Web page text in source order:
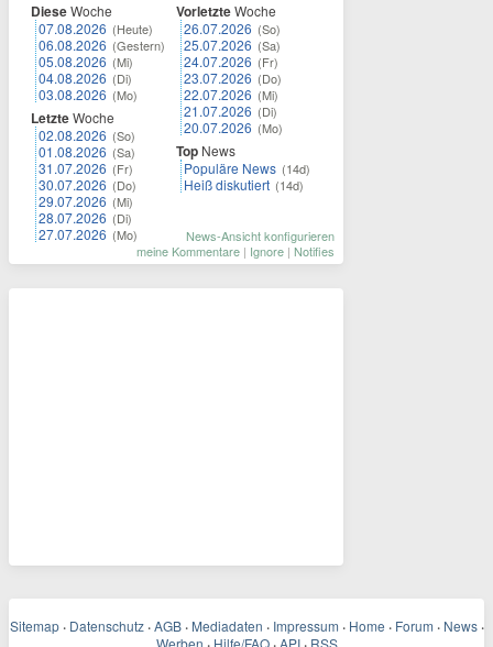
DieseWoche
07.08.2026 (Heute)
06.08.2026 (Gestern)
05.08.2026 (Mi)
04.08.2026 (Di)
03.08.2026 (Mo)
LetzteWoche
02.08.2026 (So)
01.08.2026 (Sa)
31.07.2026 (Fr)
30.07.2026 (Do)
29.07.2026 (Mi)
28.07.2026 (Di)
27.07.2026 (Mo)
VorletzteWoche
26.07.2026 (So)
25.07.2026 (Sa)
24.07.2026 (Fr)
23.07.2026 (Do)
22.07.2026 (Mi)
21.07.2026 (Di)
20.07.2026 (Mo)
Top News
Populäre News (14d)
Heiß diskutiert (14d)
News-Ansicht konfigurieren
meine Kommentare | Ignore | Notifies
Sitemap · Datenschutz · AGB · Mediadaten · Impressum · Home · Forum · News ·
Werben Hilfe/FAQ API RSS